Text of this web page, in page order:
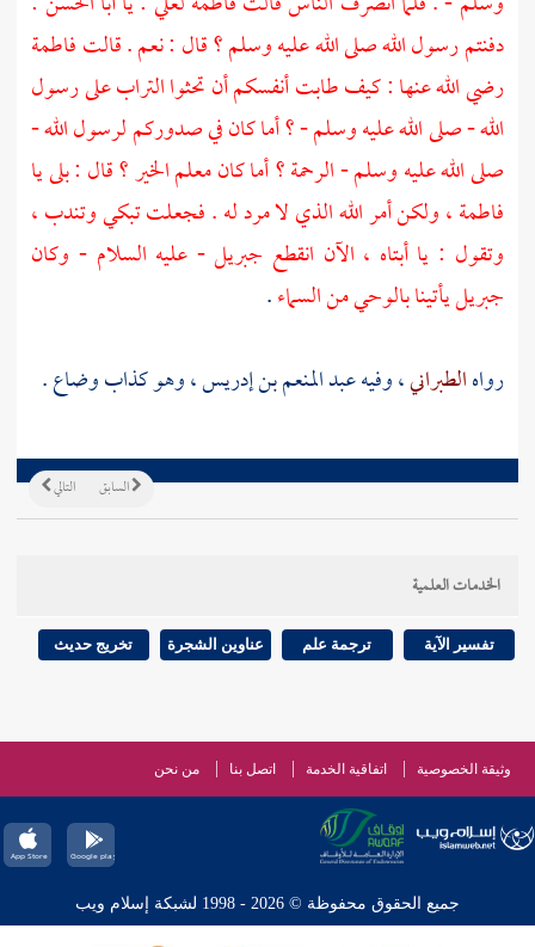
دفنتم رسول الله صلى الله عليه وسلم ؟ قال : نعم . قالت فاطمة
رضي الله عنها : كيف طابت أنفسكم أن تحثوا التراب على رسول
الله - صلى الله عليه وسلم - ؟ أما كان في صدوركم لرسول الله -
صلى الله عليه وسلم - الرحمة ؟ أما كان معلم الخير ؟ قال : بلى يا
فاطمة، ولكن أمر الله الذي لا مرد له . فجعلت تبكي وتندب ،
وتقول : يا أبتاه ، الآن انقطع جبريل- عليه السلام - وكان
جبريليأتينا بالوحي من السماء.
رواهالطبراني، وفيهعبد المنعم بن إدريس، وهو كذاب وضاع .
التالي السابق
الخدمات العلمية
تفسير الآية ترجمة علم عناوين الشجرة تخريج حديث
وثيقة الخصوصية اتفاقية الخدمة اتصل بنا من نحن
جميع الحقوق محفوظة © 2026 - 1998 لشبكة إسلام ويب